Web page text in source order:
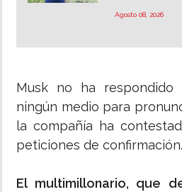
Agosto 08, 2026
Musk no ha respondido
ningún medio para
la compañía ha
peticiones de confirmación.
El multimillonario, que